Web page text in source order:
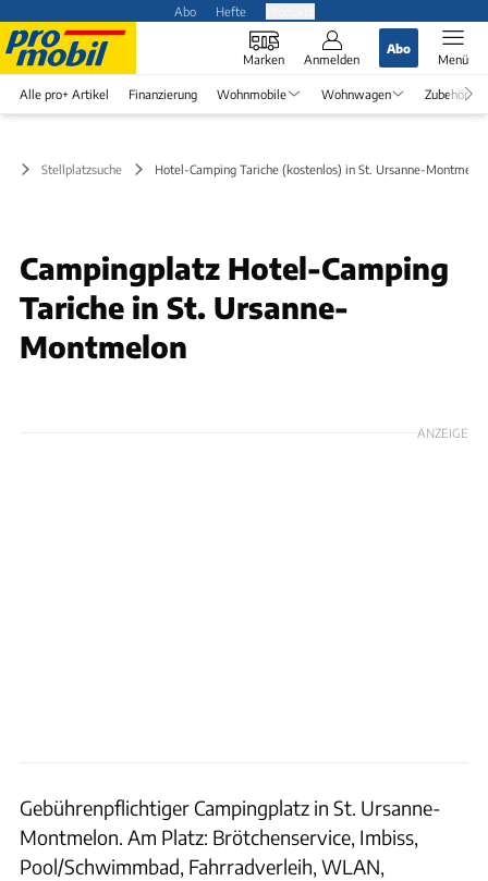
Abo Hefte
Marken Anmelden
Abo
Menü
Alle pro+ Artikel Finanzierung Wohnmobile Wohnwagen Zubehör
Stellplatzsuche Hotel-Camping Tariche (kostenlos) in St. Ursanne-Montmelon
Campingplatz Hotel-Camping
Tariche in St. Ursanne-
Montmelon
ANZEIGE
Gebührenpflichtiger Campingplatz in St. Ursanne-
Montmelon. Am Platz: Brötchenservice, Imbiss,
Pool/Schwimmbad, Fahrradverleih, WLAN,